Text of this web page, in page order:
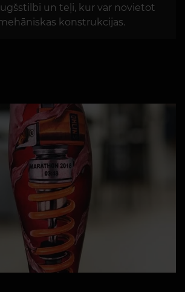
un teļi, kur var novietot
konstrukcijas.